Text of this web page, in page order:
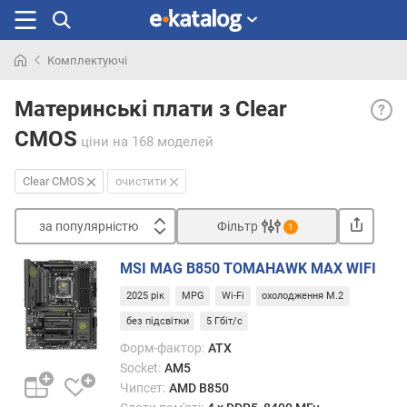
раніше
Комплектуючі
Материнські плати з Clear
CMOS ціни на 168 моделей
Clear
CMOS
BIOS
Clear CMOS очистити
за популярністю
з
а
п
о
у
л
Фільтр 1
MSI MAG B850 TOMAHAWK MAX WIFI
2025 рік MPG Wi-Fi охолодження M.2
без підсвітки 5 Гбіт/с
Форм-фактор: ATX
Socket: AM5
Чипсет: AMD B850